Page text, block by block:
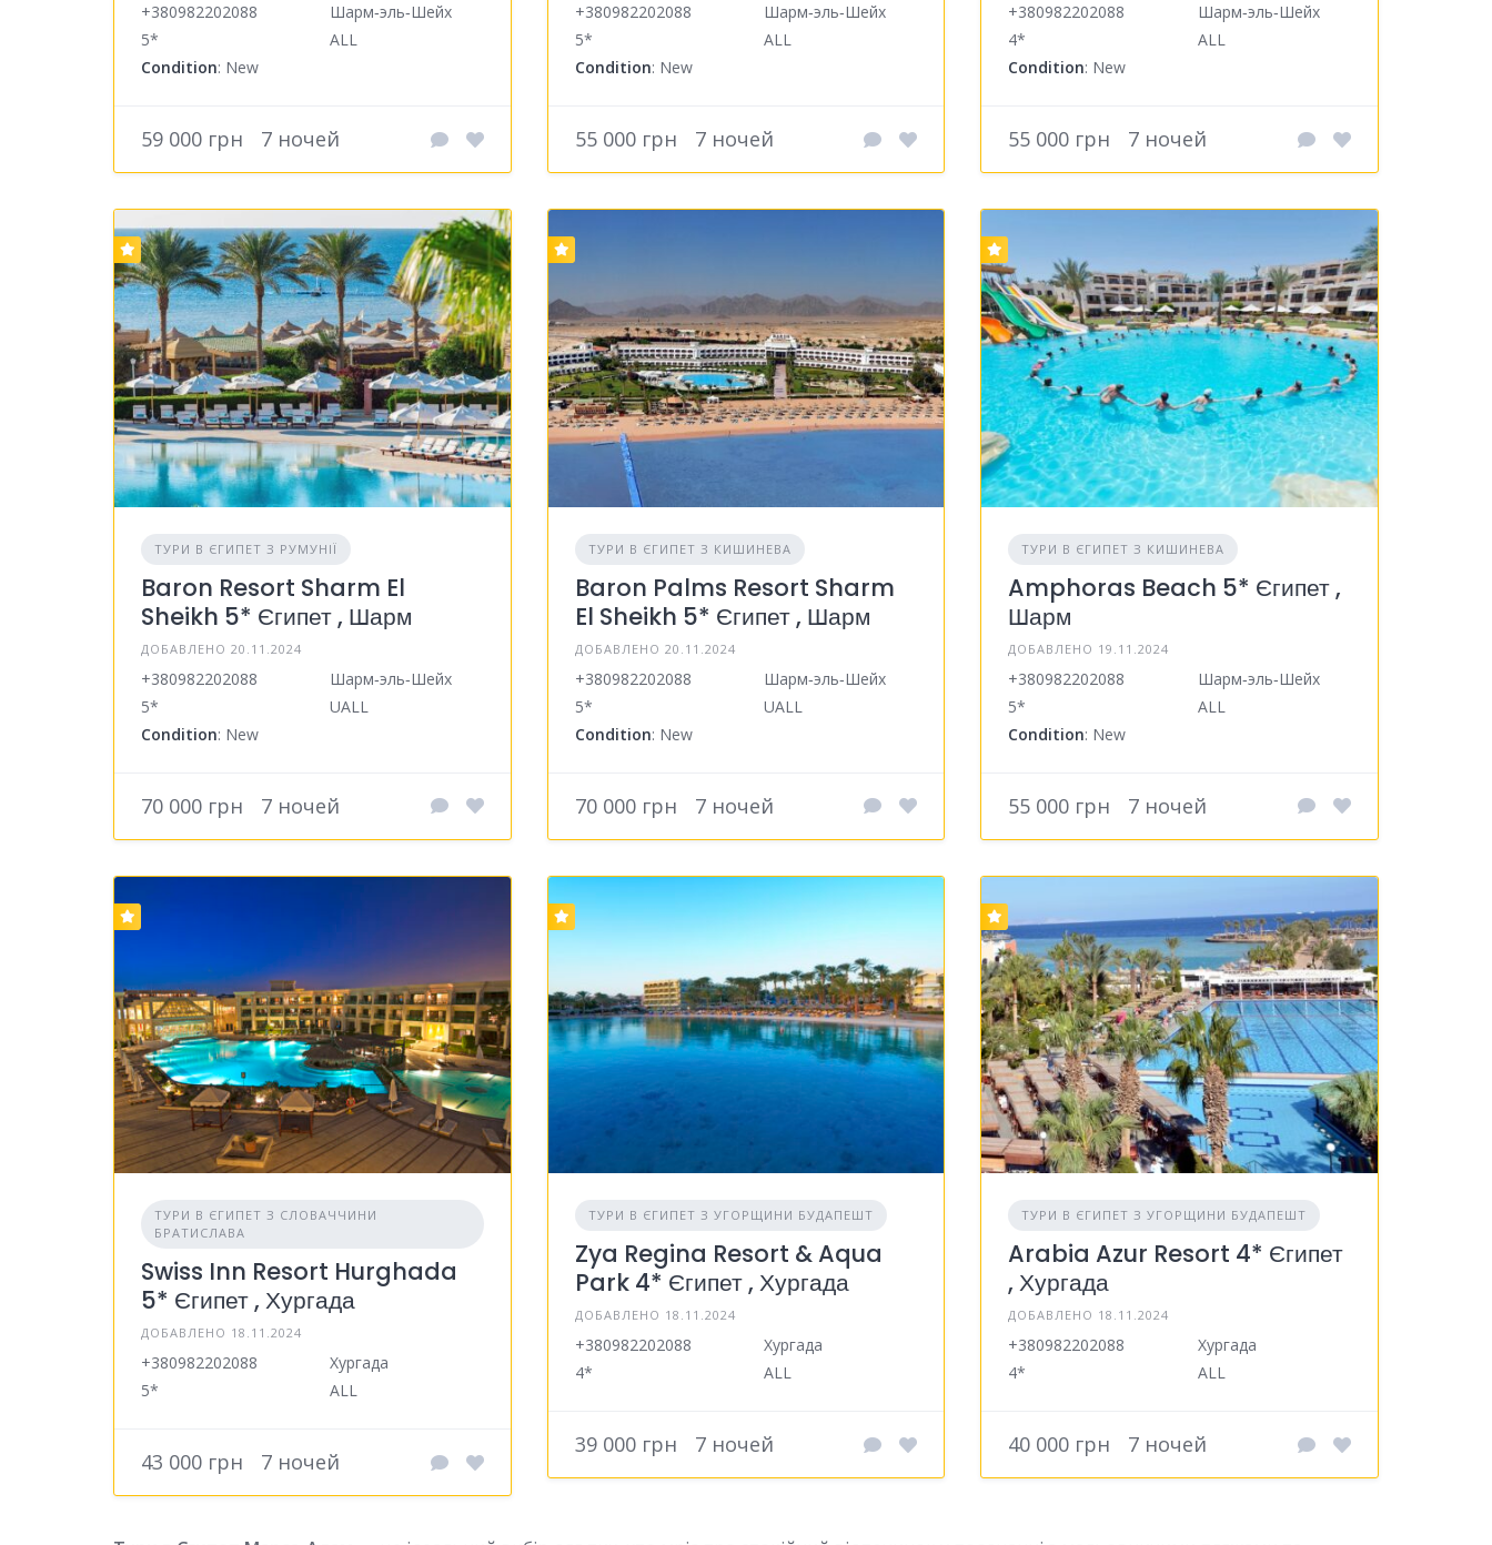
+380982202088
Шарм‑эль‑Шейх
5*
ALL
Condition: New
59 000 грн 7 ночей
+380982202088
Шарм‑эль‑Шейх
5*
ALL
Condition: New
55 000 грн 7 ночей
+380982202088
Шарм‑эль‑Шейх
4*
ALL
Condition: New
55 000 грн 7 ночей
ТУРИ В ЄГИПЕТ З РУМУНІЇ
Baron Resort Sharm El
Sheikh 5* Єгипет , Шарм
ДОБАВЛЕНО 20.11.2024
+380982202088
Шарм‑эль‑Шейх
5*
UALL
Condition: New
70 000 грн 7 ночей
ТУРИ В ЄГИПЕТ З КИШИНЕВА
Baron Palms Resort Sharm
El Sheikh 5* Єгипет , Шарм
ДОБАВЛЕНО 20.11.2024
+380982202088
Шарм‑эль‑Шейх
5*
UALL
Condition: New
70 000 грн 7 ночей
ТУРИ В ЄГИПЕТ З КИШИНЕВА
Amphoras Beach 5* Єгипет ,
Шарм
ДОБАВЛЕНО 19.11.2024
+380982202088
Шарм‑эль‑Шейх
5*
ALL
Condition: New
55 000 грн 7 ночей
ТУРИ В ЄГИПЕТ З СЛОВАЧЧИНИ
БРАТИСЛАВА
Swiss Inn Resort Hurghada
5* Єгипет , Хургада
ДОБАВЛЕНО 18.11.2024
+380982202088
Хургада
5*
ALL
43 000 грн 7 ночей
ТУРИ В ЄГИПЕТ З УГОРЩИНИ БУДАПЕШТ
Zya Regina Resort & Aqua
Park 4* Єгипет , Хургада
ДОБАВЛЕНО 18.11.2024
+380982202088
Хургада
4*
ALL
39 000 грн 7 ночей
ТУРИ В ЄГИПЕТ З УГОРЩИНИ БУДАПЕШТ
Arabia Azur Resort 4* Єгипет
, Хургада
ДОБАВЛЕНО 18.11.2024
+380982202088
Хургада
4*
ALL
40 000 грн 7 ночей